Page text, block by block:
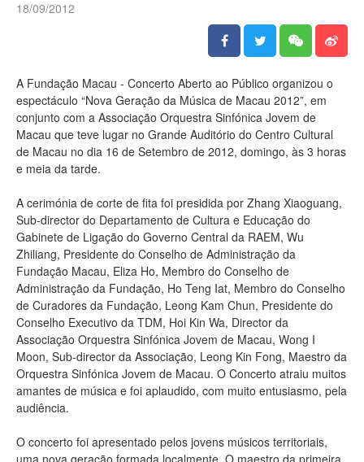
18/09/2012
A Fundação Macau - Concerto Aberto ao Público organizou o
espectáculo “Nova Geração da Música de Macau 2012”, em
conjunto com a Associação Orquestra Sinfónica Jovem de
Macau que teve lugar no Grande Auditório do Centro Cultural
de Macau no dia 16 de Setembro de 2012, domingo, às 3 horas
e meia da tarde.
A cerimónia de corte de fita foi presidida por Zhang Xiaoguang,
Sub-director do Departamento de Cultura e Educação do
Gabinete de Ligação do Governo Central da RAEM, Wu
Zhiliang, Presidente do Conselho de Administração da
Fundação Macau, Eliza Ho, Membro do Conselho de
Administração da Fundação, Ho Teng Iat, Membro do Conselho
de Curadores da Fundação, Leong Kam Chun, Presidente do
Conselho Executivo da TDM, Hoi Kin Wa, Director da
Associação Orquestra Sinfónica Jovem de Macau, Wong I
Moon, Sub-director da Associação, Leong Kin Fong, Maestro da
Orquestra Sinfónica Jovem de Macau. O Concerto atraiu muitos
amantes de música e foi aplaudido, com muito entusiasmo, pela
audiência.
O concerto foi apresentado pelos jovens músicos territoriais,
uma nova geração formada localmente. O maestro da primeira